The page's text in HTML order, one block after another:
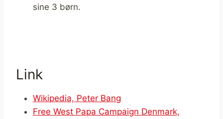
sine 3 børn.
Link
Wikipedia, Peter Bang
Free West Papa Campaign Denmark,